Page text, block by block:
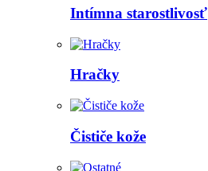
Intímna starostlivosť
Hračky
Čističe kože